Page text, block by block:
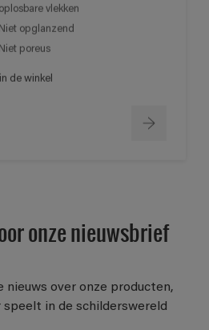
oplosbare vlekken
Niet opglanzend
Niet poreus
de winkel
onze nieuwsbrief
over onze producten,
in de schilderswereld